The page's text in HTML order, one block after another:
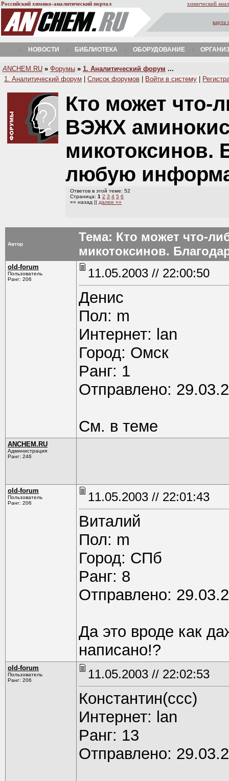
Российский химико-аналитический портал химический
карта
НОВОСТИ БИБЛИОТЕКА ОБОРУДОВАНИЕ
A NCHEM.RU » Форумы » 1. Аналитический форум ...
1. Аналитический форум
Список форумов Войти в систему
Кто может что-
ВЭЖХ
микотоксинов.
любую
Ответов в этой теме: 52
Страница: 1 2 3 4 5 6
«« назад || далее »»
Автор
Тема: Кто может что-
микотоксинов.
old-forum
Пользователь
Ранг: 206
11.05.2003 // 22:00:50
Денис
Пол: m
Интернет: lan
Город: Омск
Pанг: 1
Отправлено:
См. в теме
ANCHEM.RU
Администрация
Ранг: 246
old-forum
Пользователь
Ранг: 206
11.05.2003 // 22:01:43
Виталий
Пол: m
Город: СПб
Pанг: 8
Отправлено:
Да это вроде как
написано!?
old-forum
Пользователь
Ранг: 206
11.05.2003 // 22:02:53
Константин(ссс)
Интернет: lan
Pанг: 13
Отправлено: